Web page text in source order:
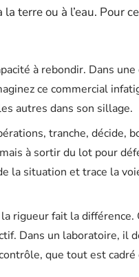
terre ou à l’eau. Pour
à rebondir. Dans
ce commercial
autres dans son sillage.
tranche, décide,
à sortir du lot pour
la situation et trace la
rigueur fait la différence.
Dans un laboratoire, il
que tout est